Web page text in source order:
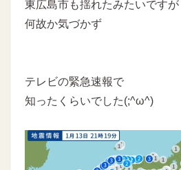
東広島市も揺れたみたいですが
何故か気づかず
テレビの緊急速報で
知ったくらいでした(;^ω^)